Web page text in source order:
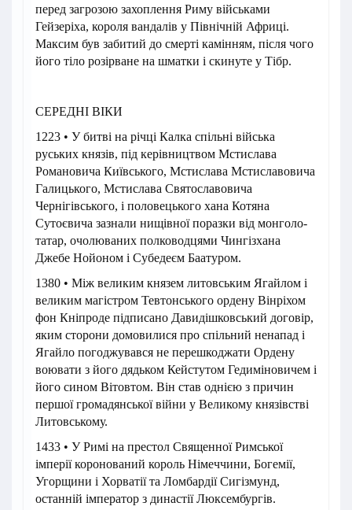
перед загрозою захоплення Риму військами
Гейзеріха, короля вандалів у Північній Африці.
Максим був забитий до смерті камінням, після чого
його тіло розірване на шматки і скинуте у Тібр.
СЕРЕДНІ ВІКИ
1223 • У битві на річці Калка спільні війська
руських князів, під керівництвом Мстислава
Романовича Київського, Мстислава Мстиславовича
Галицького, Мстислава Святославовича
Чернігівського, і половецького хана Котяна
Сутоєвича зазнали нищівної поразки від монголо-
татар, очолюваних полководцями Чингізхана
Джебе Нойоном і Субедеєм Баатуром.
1380 • Між великим князем литовським Ягайлом і
великим магістром Тевтонського ордену Вінріхом
фон Кніпроде підписано Давидішковський договір,
яким сторони домовилися про спільний ненапад і
Ягайло погоджувався не перешкоджати Ордену
воювати з його дядьком Кейстутом Гедиміновичем і
його сином Вітовтом. Він став однією з причин
першої громадянської війни у Великому князівстві
Литовському.
1433 • У Римі на престол Священної Римської
імперії коронований король Німеччини, Богемії,
Угорщини і Хорватії та Ломбардії Сигізмунд,
останній імператор з династії Люксембургів.